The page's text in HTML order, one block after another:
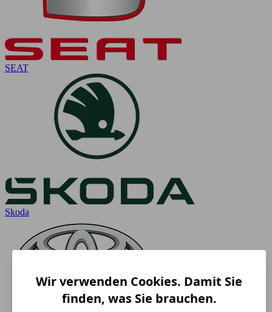
SEAT
Skoda
Wir verwenden Cookies. Damit Sie
finden, was Sie brauchen.